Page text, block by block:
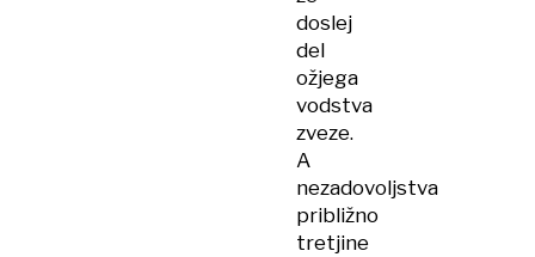
doslej
del
ožjega
vodstva
zveze.
A
nezadovoljstva
približno
tretjine